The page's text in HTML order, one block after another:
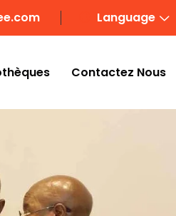
Language
Contactez Nous